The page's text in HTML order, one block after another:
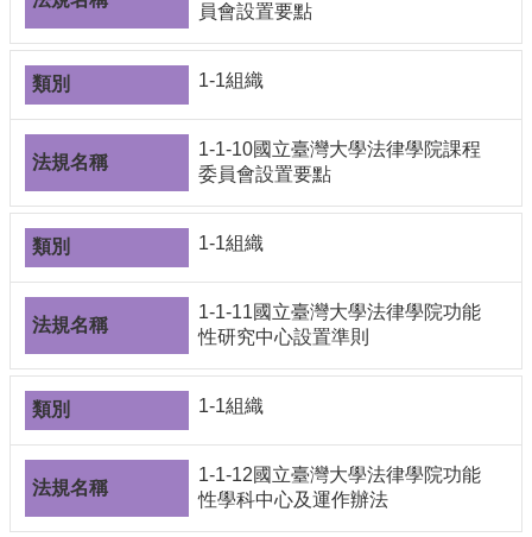
員會設置要點
1-1組織
1-1-10國立臺灣大學法律學院課程
委員會設置要點
1-1組織
1-1-11國立臺灣大學法律學院功能
性研究中心設置準則
1-1組織
1-1-12國立臺灣大學法律學院功能
性學科中心及運作辦法